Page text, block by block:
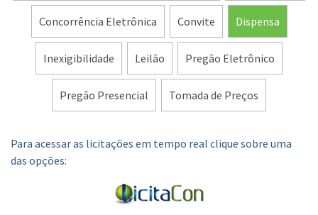
Concorrência Eletrônica Convite Dispensa
Inexigibilidade Leilão Pregão Eletrônico
Pregão Presencial Tomada de Preços
Para acessar as licitações em tempo real clique sobre uma
das opções: